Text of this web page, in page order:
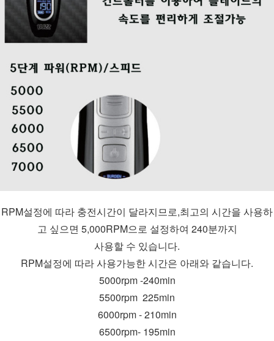
RPM설정에 따라 충전시간이 달라지므로,최고의 시간을 사용하
고 싶으면 5,000RPM으로 설정하여 240분까지
사용할 수 있습니다.
RPM설정에 따라 사용가능한 시간은 아래와 같습니다.
5000rpm -240min
5500rpm  225min
6000rpm - 210min
6500rpm- 195min